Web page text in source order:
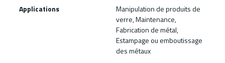
Applications
Manipulation de produits de
verre, Maintenance,
Fabrication de métal,
Estampage ou emboutissage
des métaux